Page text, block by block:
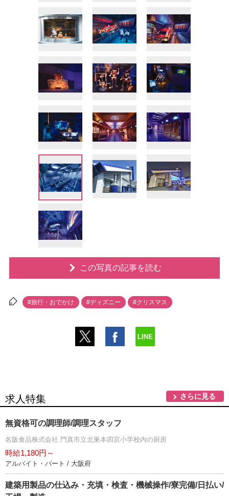
この写真の記事を読む
#旅行・おでかけ #ディズニー #クリスマス
求人特集 さらに見る
無資格可の調理師/調理スタッフ
名阪食品株式会社 門真市立北巣本四宮小学校内の厨房
時給1,180円～
アルバイト・パート / 大阪府
建築用製品の仕込み・充填・検査・機械操作/寮完備/日払い/